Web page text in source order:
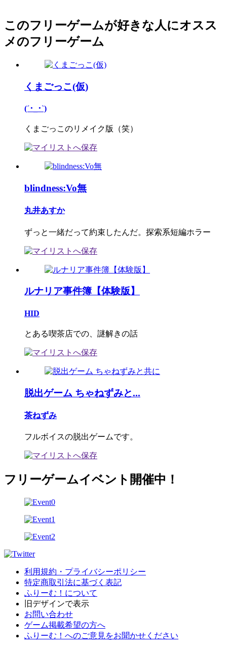
このフリーゲームが好きな人にオスス
メのフリーゲーム
くまごっこ(仮)
(´･_･`)
くまごっこのリメイク版（笑）
blindness:Vo無
丸井あすか
ずっと一緒だって約束したんだ。探索系短編ホラー
ルナリア事件簿【体験版】
HID
とある喫茶店での、謎解きの話
脱出ゲーム ちゃねずみと...
茶ねずみ
フルボイスの脱出ゲームです。
フリーゲームイベント開催中！
利用規約・プライバシーポリシー
特定商取引法に基づく表記
ふりーむ！について
旧デザインで表示
お問い合わせ
ゲーム掲載希望の方へ
ふりーむ！へのご意見をお聞かせください